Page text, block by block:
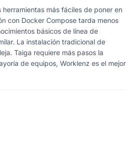
herramientas más fáciles de poner en
con Docker Compose tarda menos
básicos de línea de
La instalación tradicional de
Taiga requiere más pasos la
de equipos, Worklenz es el mejor